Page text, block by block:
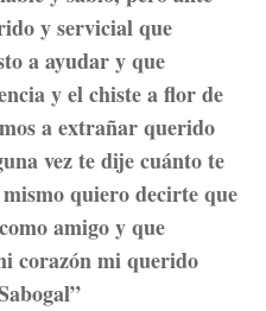
y servicial que
a ayudar y que
y el chiste a flor de
a extrañar querido
vez te dije cuánto te
quiero decirte que
amigo y que
corazón mi querido